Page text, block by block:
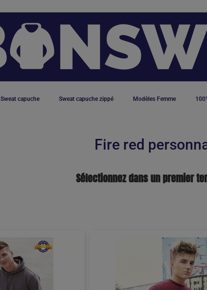
Sweat capuche Sweat capuche zippé Modèles Femme
Fire red
Sélectionnez dans un premier